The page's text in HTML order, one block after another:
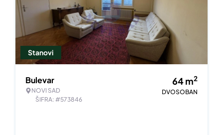
Stanovi
Bulevar
NOVI SAD
ŠIFRA: #573846
64m2
DVOSOBAN